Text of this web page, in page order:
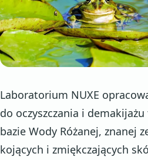
Laboratorium NUXE
do oczyszczania i demakijażu
bazie Wody Różanej, znanej
kojących i zmiękczających